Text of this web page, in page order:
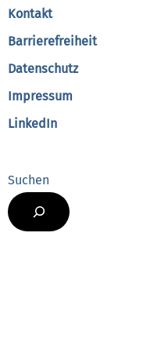
Kontakt
Barrierefreiheit
Datenschutz
Impressum
LinkedIn
Suchen